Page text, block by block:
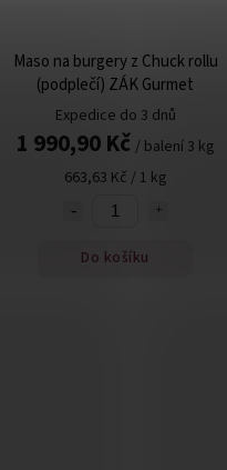
Maso na burgery z Chuck rollu
(podplečí) ZÁK Gurmet
Expedice do 3 dnů
1 990,90 Kč / balení 3 kg
663,63 Kč / 1 kg
Do košíku